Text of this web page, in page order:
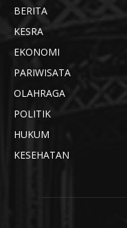
BERITA
KESRA
EKONOMI
PARIWISATA
OLAHRAGA
POLITIK
HUKUM
KESEHATAN